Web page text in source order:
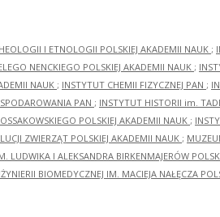
I ETNOLOGII POLSKIEJ AKADEMII NAUK ;
NENCKIEGO POLSKIEJ AKADEMII NAUK ;
NAUK ; INSTYTUT CHEMII FIZYCZNEJ PAN ;
PAN ; INSTYTUT HISTORII im.
POLSKIEJ AKADEMII NAUK ;
ZWIERZĄT POLSKIEJ AKADEMII NAUK ;
LUDWIKA I ALEKSANDRA BIRKENMAJERÓW
BIOMEDYCZNEJ IM. MACIEJA NAŁĘCZA